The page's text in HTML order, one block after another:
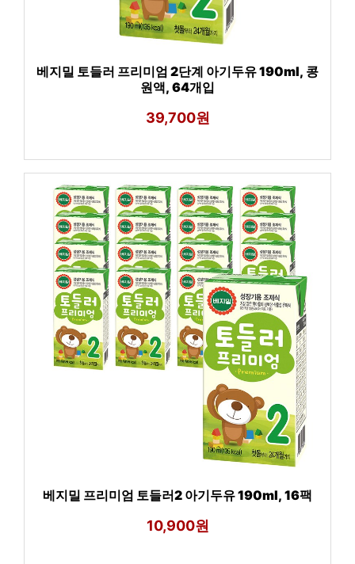
베지밀 토들러 프리미엄 2단계 아기두유 190ml, 콩
원액, 64개입
39,700원
베지밀 프리미엄 토들러2 아기두유 190ml, 16팩
10,900원